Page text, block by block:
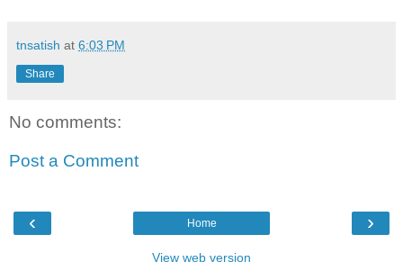
tnsatish at 6:03 PM
Share
No comments:
Post a Comment
‹ ›
Home
View web version